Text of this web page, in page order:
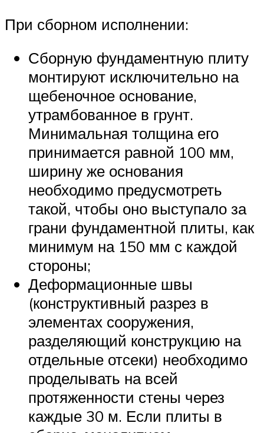
При сборном исполнении:
Сборную фундаментную плиту
монтируют исключительно на
щебеночное основание,
утрамбованное в грунт.
Минимальная толщина его
принимается равной 100 мм,
ширину же основания
необходимо предусмотреть
такой, чтобы оно выступало за
грани фундаментной плиты, как
минимум на 150 мм с каждой
стороны;
Деформационные швы
(конструктивный разрез в
элементах сооружения,
разделяющий конструкцию на
отдельные отсеки) необходимо
проделывать на всей
протяженности стены через
каждые 30 м. Если плиты в